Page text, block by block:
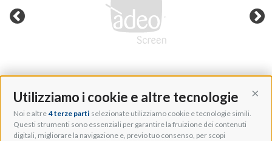
Utilizziamo i cookie e altre tecnologie
Noi e altre 4 terze parti selezionate utilizziamo cookie e tecnologie simili.
Questi strumenti sono essenziali per garantire la fruizione dei contenuti
digitali, migliorare la navigazione e, previo tuo consenso, per scopi
Adeo Group S.r.l.